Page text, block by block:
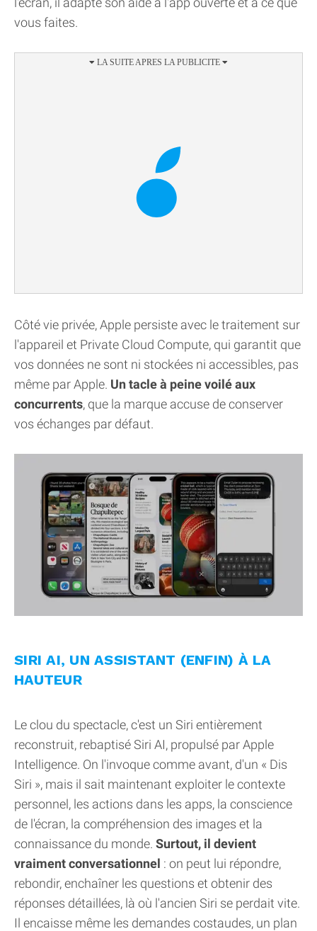
vous faites.
Côté vie privée, Apple persiste avec le traitement sur
l'appareil et Private Cloud Compute, qui garantit que
vos données ne sont ni stockées ni accessibles, pas
même par Apple. Un tacle à peine voilé aux
concurrents, que la marque accuse de conserver
vos échanges par défaut.
SIRI AI, UN ASSISTANT (ENFIN) À LA
HAUTEUR
Le clou du spectacle, c'est un Siri entièrement
reconstruit, rebaptisé Siri AI, propulsé par Apple
Intelligence. On l'invoque comme avant, d'un « Dis
Siri », mais il sait maintenant exploiter le contexte
personnel, les actions dans les apps, la conscience
de l'écran, la compréhension des images et la
connaissance du monde. Surtout, il devient
vraiment conversationnel : on peut lui répondre,
rebondir, enchaîner les questions et obtenir des
réponses détaillées, là où l'ancien Siri se perdait vite.
Il encaisse même les demandes costaudes, un plan